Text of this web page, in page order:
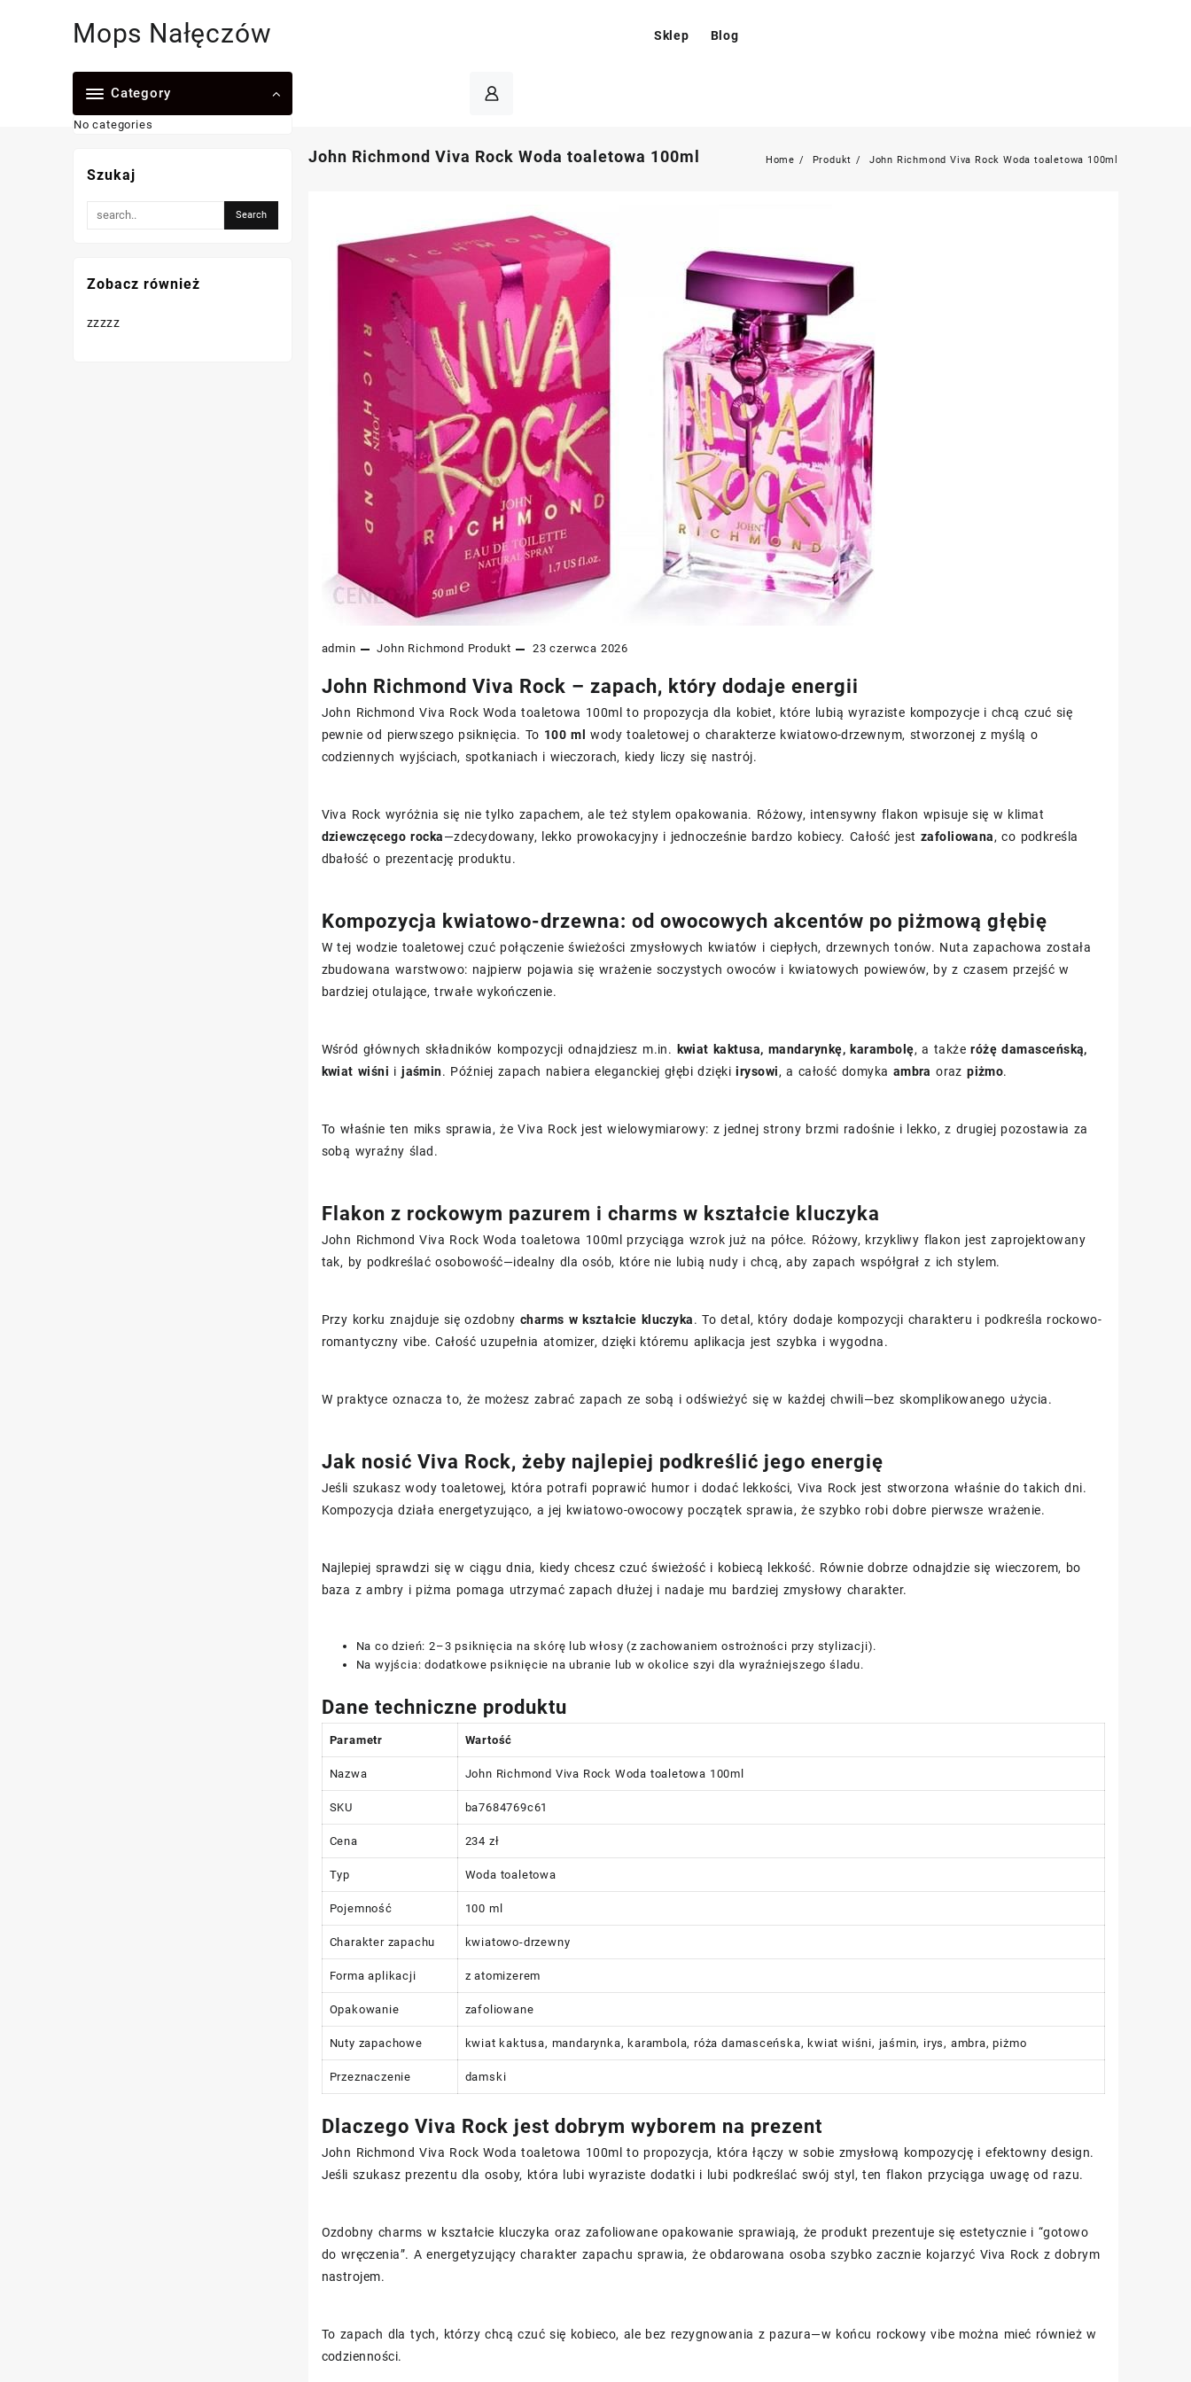
Mops Nałęczów Sklep Blog
Category
No categories
John Richmond Viva Rock Woda toaletowa 100ml Home Produkt John Richmond Viva Rock Woda toaletowa 100ml
admin John Richmond Produkt 23 czerwca 2026
John Richmond Viva Rock – zapach, który dodaje energii
John Richmond Viva Rock Woda toaletowa 100ml to propozycja dla kobiet, które lubią wyraziste kompozycje i chcą czuć się
pewnie od pierwszego psiknięcia. To 100 ml
wody toaletowej o charakterze kwiatowo-drzewnym, stworzonej z myślą o
codziennych wyjściach, spotkaniach i wieczorach, kiedy liczy się nastrój.
Viva Rock wyróżnia się nie tylko zapachem, ale też stylem opakowania. Różowy, intensywny flakon wpisuje się w klimat
dziewczęcego rocka—zdecydowany, lekko prowokacyjny i jednocześnie bardzo kobiecy. Całość jest zafoliowana, co podkreśla
dbałość o prezentację produktu.
Kompozycja kwiatowo-drzewna: od owocowych akcentów po piżmową głębię
W tej wodzie toaletowej czuć połączenie świeżości zmysłowych kwiatów i ciepłych, drzewnych tonów. Nuta zapachowa została
zbudowana warstwowo: najpierw pojawia się wrażenie soczystych owoców i kwiatowych powiewów, by z czasem przejść w
bardziej otulające, trwałe wykończenie.
Wśród głównych składników kompozycji odnajdziesz m.in. kwiat kaktusa, mandarynkę, karambolę, a takżeróżę damasceńską,
kwiat wiśni ijaśmin. Później zapach nabiera eleganckiej głębi dziękiirysowi, a całość domyka ambra orazpiżmo.
To właśnie ten miks sprawia, że Viva Rock jest wielowymiarowy: z jednej strony brzmi radośnie i lekko, z drugiej pozostawia za
sobą wyraźny ślad.
Flakon z rockowym pazurem i charms w kształcie kluczyka
John Richmond Viva Rock Woda toaletowa 100ml przyciąga wzrok już na półce. Różowy, krzykliwy flakon jest zaprojektowany
tak, by podkreślać osobowość—idealny dla osób, które nie lubią nudy i chcą, aby zapach współgrał z ich stylem.
Przy korku znajduje się ozdobny charms w kształcie kluczyka. To detal, który dodaje kompozycji charakteru i podkreśla rockowo-
romantyczny vibe. Całość uzupełnia atomizer, dzięki któremu aplikacja jest szybka i wygodna.
W praktyce oznacza to, że możesz zabrać zapach ze sobą i odświeżyć się w każdej chwili—bez skomplikowanego użycia.
Jak nosić Viva Rock, żeby najlepiej podkreślić jego energię
Jeśli szukasz wody toaletowej, która potrafi poprawić humor i dodać lekkości, Viva Rock jest stworzona właśnie do takich dni.
Kompozycja działa energetyzująco, a jej kwiatowo-owocowy początek sprawia, że szybko robi dobre pierwsze wrażenie.
Najlepiej sprawdzi się w ciągu dnia, kiedy chcesz czuć świeżość i kobiecą lekkość. Równie dobrze odnajdzie się wieczorem, bo
baza z ambry i piżma pomaga utrzymać zapach dłużej i nadaje mu bardziej zmysłowy charakter.
Na co dzień: 2–3 psiknięcia na skórę lub włosy (z zachowaniem ostrożności przy stylizacji).
Na wyjścia: dodatkowe psiknięcie na ubranie lub w okolice szyi dla wyraźniejszego śladu.
Dane techniczne produktu
Parametr Wartość
Nazwa John Richmond Viva Rock Woda toaletowa 100ml
SKU ba7684769c61
Cena 234 zł
Typ Woda toaletowa
Pojemność 100 ml
Charakter zapachu kwiatowo-drzewny
Forma aplikacji z atomizerem
Opakowanie zafoliowane
Nuty zapachowe kwiat kaktusa, mandarynka, karambola, róża damasceńska, kwiat wiśni, jaśmin, irys, ambra, piżmo
Przeznaczenie damski
Dlaczego Viva Rock jest dobrym wyborem na prezent
John Richmond Viva Rock Woda toaletowa 100ml to propozycja, która łączy w sobie zmysłową kompozycję i efektowny design.
Jeśli szukasz prezentu dla osoby, która lubi wyraziste dodatki i lubi podkreślać swój styl, ten flakon przyciąga uwagę od razu.
Ozdobny charms w kształcie kluczyka oraz zafoliowane opakowanie sprawiają, że produkt prezentuje się estetycznie i “gotowo
do wręczenia”. A energetyzujący charakter zapachu sprawia, że obdarowana osoba szybko zacznie kojarzyć Viva Rock z dobrym
nastrojem.
To zapach dla tych, którzy chcą czuć się kobieco, ale bez rezygnowania z pazura—w końcu rockowy vibe można mieć również w
codzienności.
Szukaj
Zobacz również
zzzzz